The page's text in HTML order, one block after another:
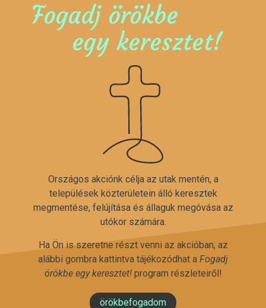
Fogadj örökbe
egy keresztet!
Országos akciónk célja az utak mentén, a
települések közterületein álló keresztek
megmentése, felújítása és állaguk megóvása az
utókor számára.
Ha Ön is szeretne részt venni az akcióban, az
alábbi gombra kattintva tájékozódhat a Fogadj
örökbe egy keresztet!program részleteiről!
örökbefogadom